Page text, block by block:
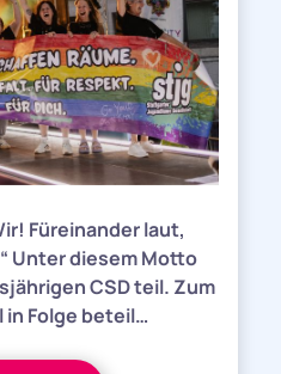
Füreinander laut,
Unter diesem Motto
CSD teil. Zum
Folge beteil…